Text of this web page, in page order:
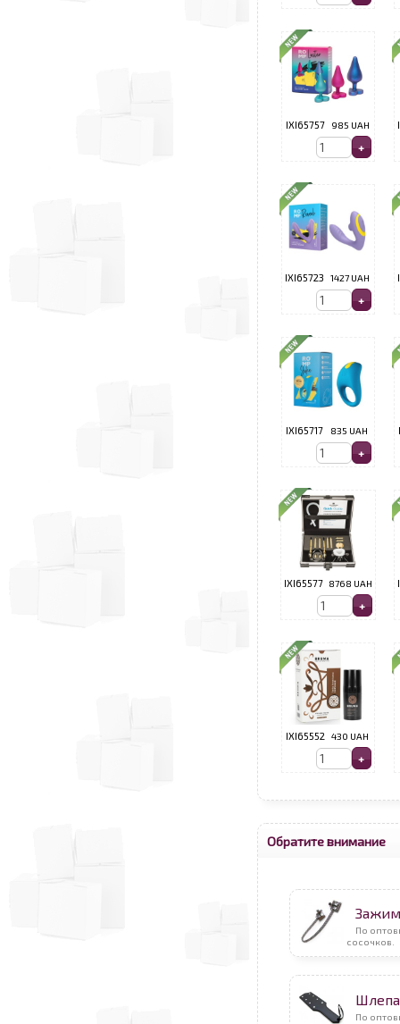
IXI65757 985 UAH
IXI65723 1427 UAH
IXI65717 835 UAH
IXI65577 8768 UAH
IXI65552 430 UAH
Обратите внимание
По
сосочков.
По